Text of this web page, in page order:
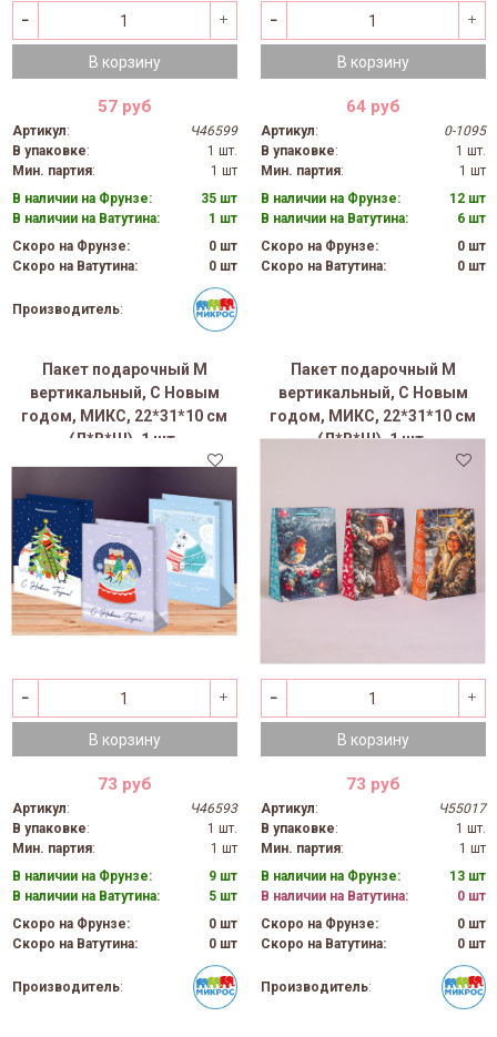
В корзину
57 руб
Артикул:
Ч46599
В упаковке:
1 шт.
Мин. партия:
1 шт
В наличии на Фрунзе:
35 шт
В наличии на Ватутина:
1 шт
Скоро на Фрунзе:
0 шт
Скоро на Ватутина:
0 шт
Производитель:
В корзину
64 руб
Артикул:
0-1095
В упаковке:
1 шт.
Мин. партия:
1 шт
В наличии на Фрунзе:
12 шт
В наличии на Ватутина:
6 шт
Скоро на Фрунзе:
0 шт
Скоро на Ватутина:
0 шт
Пакет подарочный M
вертикальный, С Новым
годом, МИКС, 22*31*10 см
(Д*В*Ш), 1 шт.
В корзину
73 руб
Артикул:
Ч46593
В упаковке:
1 шт.
Мин. партия:
1 шт
В наличии на Фрунзе:
9 шт
В наличии на Ватутина:
5 шт
Скоро на Фрунзе:
0 шт
Скоро на Ватутина:
0 шт
Производитель:
Пакет подарочный M
вертикальный, С Новым
годом, МИКС, 22*31*10 см
(Д*В*Ш), 1 шт.
В корзину
73 руб
Артикул:
Ч55017
В упаковке:
1 шт.
Мин. партия:
1 шт
В наличии на Фрунзе:
13 шт
В наличии на Ватутина:
0 шт
Скоро на Фрунзе:
0 шт
Скоро на Ватутина:
0 шт
Производитель: